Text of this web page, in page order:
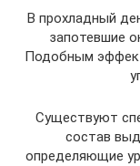
В прохладный
запотевшие
Подобным
Существуют
состав
определяющие